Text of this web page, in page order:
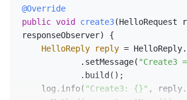
@Override
public void create3(HelloRequest
responseObserver)
{
HelloReply
reply =
            .setMessage(
"Create3
    log.info(
"Create3: {}" ,